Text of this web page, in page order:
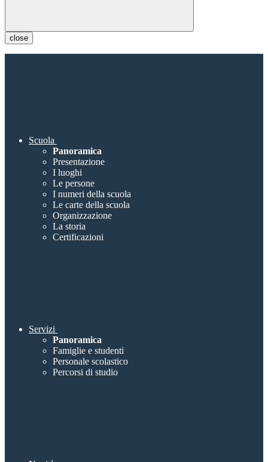
close
Scuola
Panoramica
Presentazione
I luoghi
Le persone
I numeri della scuola
Le carte della scuola
Organizzazione
La storia
Certificazioni
Servizi
Panoramica
Famiglie e studenti
Personale scolastico
Percorsi di studio